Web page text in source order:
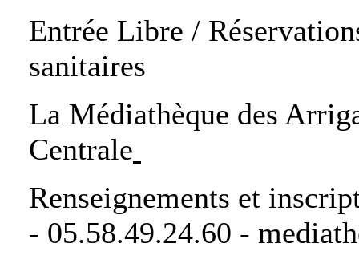
Entrée Libre /
sanitaires
La Médiathèque des
Centrale
Renseignements et
- 05.58.49.24.60 -